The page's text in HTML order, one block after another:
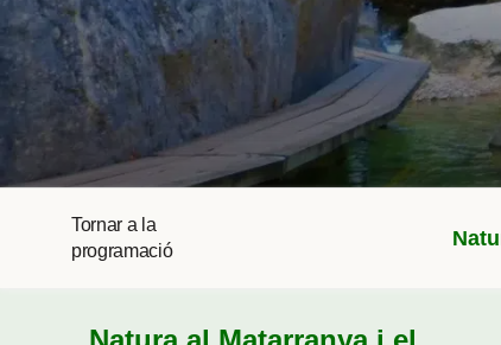
Tornar a la
programació